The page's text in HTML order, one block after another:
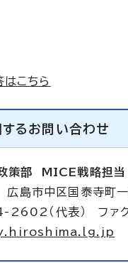
はこちら
る お問い合わせ
策部
MICE戦略担当
市中区国泰寺町
2602（代表） フ